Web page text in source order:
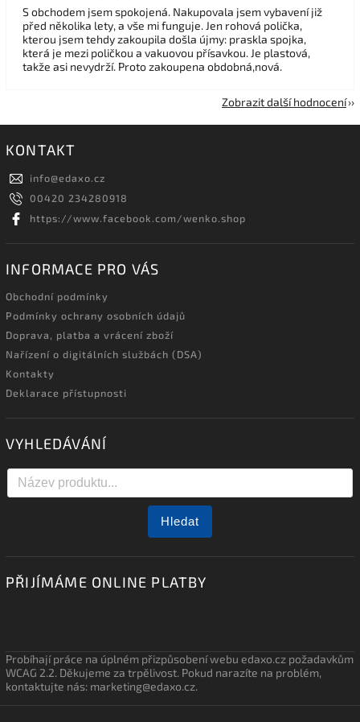
S obchodem jsem spokojená. Nakupovala jsem vybavení již
před několika lety, a vše mi funguje. Jen rohová polička,
kterou jsem tehdy zakoupila došla újmy: praskla spojka,
která je mezi poličkou a vakuovou přísavkou. Je plastová,
takže asi nevydrží. Proto zakoupena obdobná,nová.
Zobrazit další hodnocení
KONTAKT
info@edaxo.cz
00420 234280918
https://www.facebook.com/wenko.shop
INFORMACE PRO VÁS
Obchodní podmínky
Podmínky ochrany osobních údajů
Doprava, platba a vrácení zboží
Nařízení o digitálních službách (DSA)
Kontakty
Deklarace přístupnosti
VYHLEDÁVÁNÍ
Hledat
PŘIJÍMÁME ONLINE PLATBY
Probíhají práce na úplném přizpůsobení webu edaxo.cz požadavkům
WCAG 2.2. Děkujeme za trpělivost. Pokud narazíte na problém,
kontaktujte nás: marketing@edaxo.cz.